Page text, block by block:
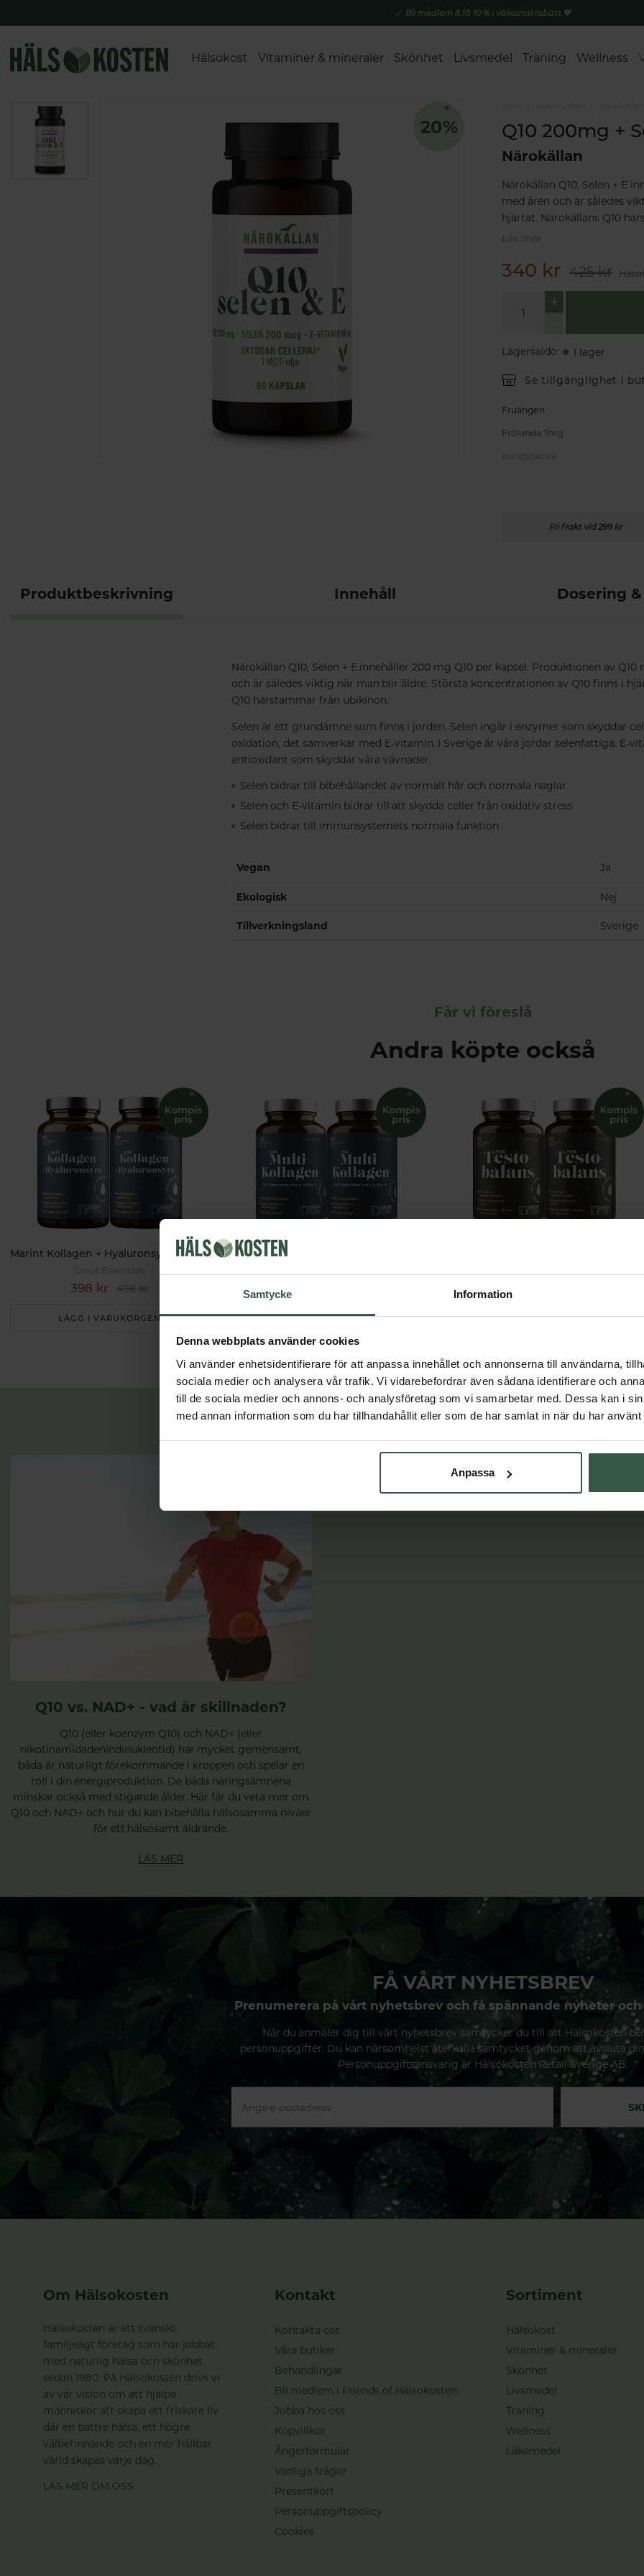
Samtycke Information
Denna webbplats använder cookies
Vi använder enhetsidentifierare för att anpassa innehållet och annonserna till användarna,
sociala medier och analysera vår trafik. Vi vidarebefordrar även sådana identifierare och
till de sociala medier och annons- och analysföretag som vi samarbetar med. Dessa kan i
med annan information som du har tillhandahållit eller som de har samlat in när du har
Anpassa
Bli medlem & få 10 % i välkomstrabatt 💚
Hälsokost Vitaminer & mineraler Skönhet Livsmedel Träning Wellness
Q10 200mg +
Närokällan
Närokällan Q10, Selen + E
med åren och är således
hjärtat. Närokällans Q10
Läs mer
340 kr 425 kr
Lagersaldo: I lager
Se tillgänglighet i
Fruängen
Frölunda Torg
Fri frakt vid 299 kr
Produktbeskrivning Innehåll Dosering
Närokällan Q10, Selen + E innehåller 200 mg Q10 per kapsel. Produktionen av Q10
och är således viktig när man blir äldre. Största koncentrationen av Q10 finns i
Q10 härstammar från ubikinon.
Selen är ett grundämne som finns i jorden. Selen ingår i enzymer som skyddar
oxidation, det samverkar med E-vitamin. I Sverige är våra jordar selenfattiga. E-
antioxidant som skyddar våra vävnader.
Selen bidrar till bibehållandet av normalt hår och normala naglar
Selen och E-vitamin bidrar till att skydda celler från oxidativ stress
Selen bidrar till immunsystemets normala funktion
Vegan Ja
Ekologisk Nej
Tillverkningsland Sverige
Får vi föreslå
Andra köpte också
Marint Kollagen + Hyaluronsyra Ekonomipack 2x120k
Great Essentials
398 kr 498 kr
LÄGG I VARUKORGEN LÄGG I VARUKORGEN LÄGG I VARUKORGEN
Lär dig mer
Q10 vs. NAD+ - vad är skillnaden?
Q10 (eller koenzym Q10) och NAD+ (eller
nikotinamidadenindinukleotid) har mycket gemensamt,
båda är naturligt förekommande i kroppen och spelar en
roll i din energiproduktion. De båda näringsämnena
minskar också med stigande ålder. Här får du veta mer om
Q10 och NAD+ och hur du kan bibehålla hälsosamma nivåer
för ett hälsosamt åldrande.
LÄS MER
FÅ VÅRT NYHETSBREV
Prenumerera på vårt nyhetsbrev och få spännande nyheter
När du anmäler dig till vårt nyhetsbrev samtycker du till att Hälsokosten
personuppgifter. Du kan närsomhelst återkalla samtycket genom att avsluta
Personuppgiftsansvarig är Hälsokosten Retail Sverige AB.
Om Hälsokosten
Hälsokosten är ett svenskt
familjeägt företag som har jobbat
med naturlig hälsa och skönhet
sedan 1980. På Hälsokosten drivs vi
av vår vision om att hjälpa
människor att skapa ett friskare liv
där en bättre hälsa, ett högre
välbefinnande och en mer hållbar
värld skapas varje dag.
LÄS MER OM OSS
Kontakt
Kontakta oss
Våra butiker
Behandlingar
Bli medlem i Friends of Hälsokosten
Jobba hos oss
Köpvillkor
Ångerformulär
Vanliga frågor
Presentkort
Personuppgiftspolicy
Cookies
Sortiment
Hälsokost
Vitaminer & mineraler
Skönhet
Livsmedel
Träning
Wellness
Läkemedel